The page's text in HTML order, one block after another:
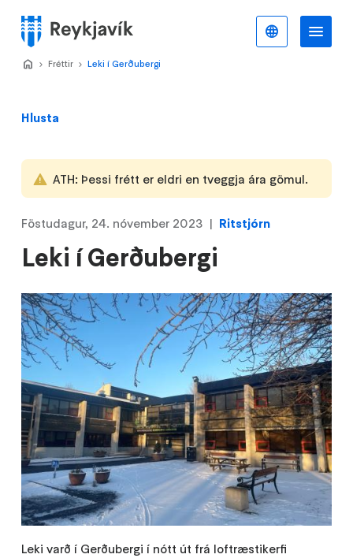
meginefni
Valmynd
Hlusta
ATH: Þessi frétt er eldri en tveggja ára gömul.
Leki í Gerðubergi
Föstudagur, 24. nóvember 2023 Ritstjórn
Leki varð í Gerðubergi í nótt út frá loftræstikerfi
Home
>
Fréttir >
Leki í Gerðubergi
Íslenska